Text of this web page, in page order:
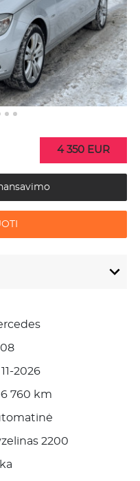
4 350 EUR
2026
760 km
2200